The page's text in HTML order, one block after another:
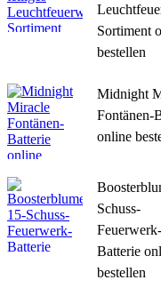
Sortiment
bestellen
Midnight
Fontänen-
online
Schuss-
Feuerwerk-
Batterie
bestellen